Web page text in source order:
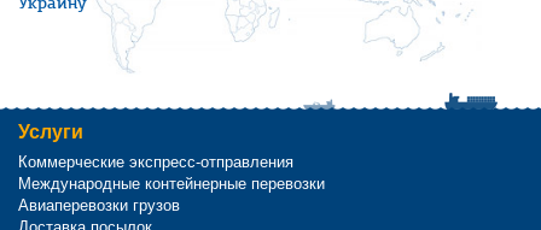
Услуги
Коммерческие экспресс-отправления
Международные контейнерные перевозки
Авиаперевозки грузов